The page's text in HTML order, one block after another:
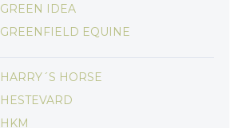
GREEN IDEA
GREENFIELD EQUINE
HARRY´S HORSE
HESTEVARD
HKM